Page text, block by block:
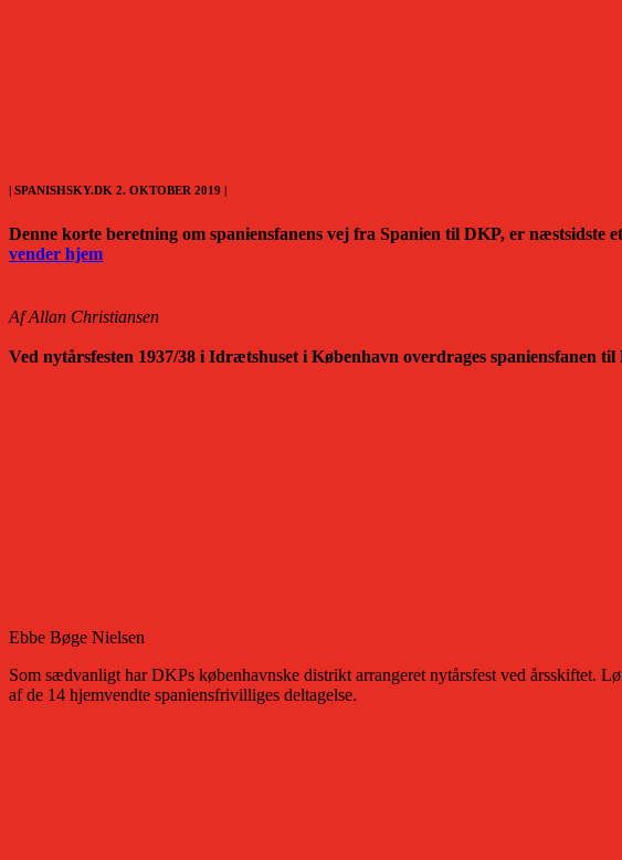
| SPANISHSKY.DK 2. OKTOBER 2019 |
Denne korte beretning om spaniensfanens vej fra Spanien til DKP, er næstsidste
vender hjem
Af Allan Christiansen
Ved nytårsfesten 1937/38 i Idrætshuset i København overdrages spaniensfanen
Ebbe Bøge Nielsen
Som sædvanligt har DKPs københavnske distrikt arrangeret nytårsfest ved årsskiftet.
af de 14 hjemvendte spaniensfrivilliges deltagelse.